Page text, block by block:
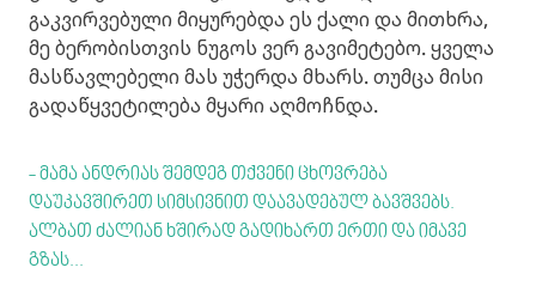
გაკვირვებული მიყურებდა ეს ქალი და მითხრა,
მე ბერობისთვის ნუგოს ვერ გავიმეტებო. ყველა
მასწავლებელი მას უჭერდა მხარს. თუმცა მისი
გადაწყვეტილება მყარი აღმოჩნდა.
- მამა ანდრიას შემდეგ თქვენი ცხოვრება
დაუკავშირეთ სიმსივნით დაავადებულ ბავშვებს.
ალბათ ძალიან ხშირად გადიხართ ერთი და იმავე
გზას...